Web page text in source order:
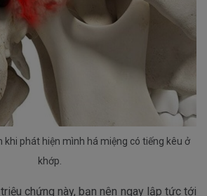
phát hiện mình há miệng có tiếng kêu ở
khớp.
chứng này, bạn nên ngay lập tức tới